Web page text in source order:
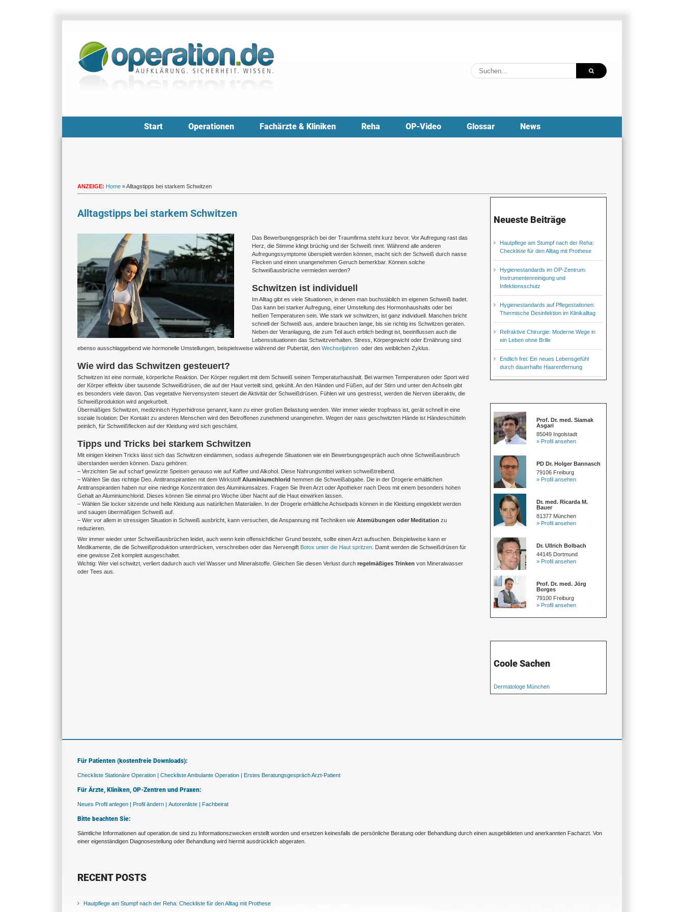
Suche
nach:
Start Operationen Fachärzte & Kliniken Reha OP-Video Glossar News
ANZEIGE: Home »Alltagstipps bei starkem Schwitzen
Alltagstipps bei starkem Schwitzen
Das Bewerbungsgespräch bei der Traumfirma steht kurz bevor. Vor Aufregung rast das
Herz, die Stimme klingt brüchig und der Schweiß rinnt. Während alle anderen
Aufregungssymptome überspielt werden können, macht sich der Schweiß durch nasse
Flecken und einen unangenehmen Geruch bemerkbar. Können solche
Schweißausbrüche vermieden werden?
Schwitzen ist individuell
Im Alltag gibt es viele Situationen, in denen man buchstäblich im eigenen Schweiß badet.
Das kann bei starker Aufregung, einer Umstellung des Hormonhaushalts oder bei
heißen Temperaturen sein. Wie stark wir schwitzen, ist ganz individuell. Manchen bricht
schnell der Schweiß aus, andere brauchen lange, bis sie richtig ins Schwitzen geraten.
Neben der Veranlagung, die zum Teil auch erblich bedingt ist, beeinflussen auch die
Lebenssituationen das Schwitzverhalten. Stress, Körpergewicht oder Ernährung sind
ebenso ausschlaggebend wie hormonelle Umstellungen, beispielsweise während der Pubertät, den Wechseljahren oder des weiblichen Zyklus.
Wie wird das Schwitzen gesteuert?
Schwitzen ist eine normale, körperliche Reaktion. Der Körper reguliert mit dem Schweiß seinen Temperaturhaushalt. Bei warmen Temperaturen oder Sport wird
der Körper effektiv über tausende Schweißdrüsen, die auf der Haut verteilt sind, gekühlt. An den Händen und Füßen, auf der Stirn und unter den Achseln gibt
es besonders viele davon. Das vegetative Nervensystem steuert die Aktivität der Schweißdrüsen. Fühlen wir uns gestresst, werden die Nerven überaktiv, die
Schweißproduktion wird angekurbelt.
Übermäßiges Schwitzen, medizinisch Hyperhidrose genannt, kann zu einer großen Belastung werden. Wer immer wieder tropfnass ist, gerät schnell in eine
soziale Isolation: Der Kontakt zu anderen Menschen wird den Betroffenen zunehmend unangenehm. Wegen der nass geschwitzten Hände ist Händeschütteln
peinlich, für Schweißflecken auf der Kleidung wird sich geschämt.
Tipps und Tricks bei starkem Schwitzen
Mit einigen kleinen Tricks lässt sich das Schwitzen eindämmen, sodass aufregende Situationen wie ein Bewerbungsgespräch auch ohne Schweißausbruch
überstanden werden können. Dazu gehören:
– Verzichten Sie auf scharf gewürzte Speisen genauso wie auf Kaffee und Alkohol. Diese Nahrungsmittel wirken schweißtreibend.
– Wählen Sie das richtige Deo. Antitranspirantien mit dem Wirkstoff Aluminiumchlorid hemmen die Schweißabgabe. Die in der Drogerie erhältlichen
Antitranspirantien haben nur eine niedrige Konzentration des Aluminiumsalzes. Fragen Sie Ihren Arzt oder Apotheker nach Deos mit einem besonders hohen
Gehalt an Aluminiumchlorid. Dieses können Sie einmal pro Woche über Nacht auf die Haut einwirken lassen.
– Wählen Sie locker sitzende und helle Kleidung aus natürlichen Materialien. In der Drogerie erhältliche Achselpads können in die Kleidung eingeklebt werden
und saugen übermäßigen Schweiß auf.
– Wer vor allem in stressigen Situation in Schweiß ausbricht, kann versuchen, die Anspannung mit Techniken wie Atemübungen oder Meditation zu
reduzieren.
Wer immer wieder unter Schweißausbrüchen leidet, auch wenn kein offensichtlicher Grund besteht, sollte einen Arzt aufsuchen. Beispielweise kann er
Medikamente, die die Schweißproduktion unterdrücken, verschreiben oder das Nervengift Botox unter die Haut spritzen . Damit werden die Schweißdrüsen für
eine gewisse Zeit komplett ausgeschaltet.
Wichtig: Wer viel schwitzt, verliert dadurch auch viel Wasser und Mineralstoffe. Gleichen Sie diesen Verlust durch regelmäßiges Trinken von Mineralwasser
oder Tees aus.
Neueste Beiträge
Hautpflege am Stumpf nach der Reha:
Checkliste für den Alltag mit Prothese
Hygienestandards im OP-Zentrum:
Instrumentenreinigung und
Infektionsschutz
Hygienestandards auf Pflegestationen:
Thermische Desinfektion im Klinikalltag
Refraktive Chirurgie: Moderne Wege in
ein Leben ohne Brille
Endlich frei: Ein neues Lebensgefühl
durch dauerhafte Haarentfernung
Prof. Dr. med. Siamak
Asgari
85049 Ingolstadt
» Profil ansehen
PD Dr. Holger Bannasch
79106 Freiburg
» Profil ansehen
Dr. med. Ricarda M.
Bauer
81377 München
» Profil ansehen
Dr. Ullrich Bolbach
44145 Dortmund
» Profil ansehen
Prof. Dr. med. Jörg
Borges
79100 Freiburg
» Profil ansehen
Coole Sachen
Dermatologe München
Für Patienten (kostenfreie Downloads):
Checkliste Stationäre Operation | Checkliste Ambulante Operation | Erstes Beratungsgespräch Arzt-Patient
Für Ärzte, Kliniken, OP-Zentren und Praxen:
Neues Profil anlegen | Profil ändern | Autorenliste | Fachbeirat
Bitte beachten Sie:
Sämtliche Informationen auf operation.de sind zu Informationszwecken erstellt worden und ersetzen keinesfalls die persönliche Beratung oder Behandlung durch einen ausgebildeten und anerkannten Facharzt. Von
einer eigenständigen Diagnosestellung oder Behandlung wird hiermit ausdrücklich abgeraten.
RECENT POSTS
Hautpflege am Stumpf nach der Reha: Checkliste für den Alltag mit Prothese